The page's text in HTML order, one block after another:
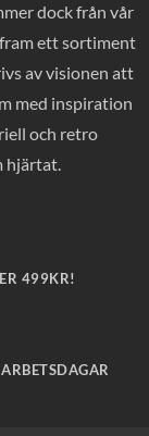
dock från vår
ett sortiment
av visionen att
med inspiration
och retro
hjärtat.
499KR!